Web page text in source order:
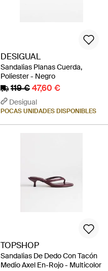
DESIGUAL
Sandalias Planas Cuerda,
Poliester - Negro
119 €47,60 €
Desigual
POCAS UNIDADES DISPONIBLES
TOPSHOP
Sandalias De Dedo Con Tacón
Medio Axel En-Rojo - Multicolor